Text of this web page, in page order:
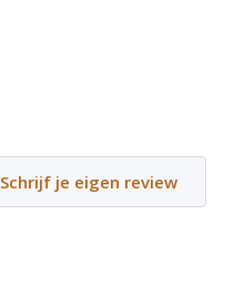
Schrijf je eigen review